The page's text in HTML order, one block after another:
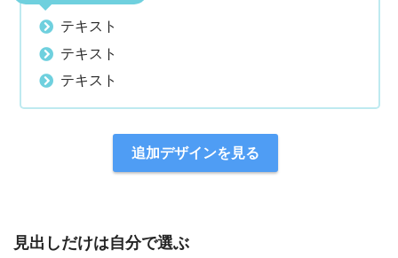
テキスト
テキスト
テキスト
追加デザインを見る
見出しだけは自分で選ぶ